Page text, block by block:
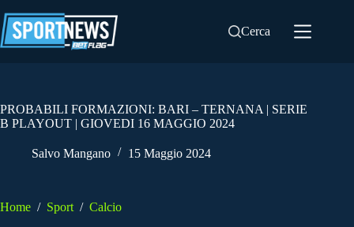
al
contenuto
Cerca
PROBABILI FORMAZIONI: BARI – TERNANA | SERIE
B PLAYOUT | GIOVEDI 16 MAGGIO 2024
Salvo Mangano 15 Maggio 2024
Home / Sport / Calcio